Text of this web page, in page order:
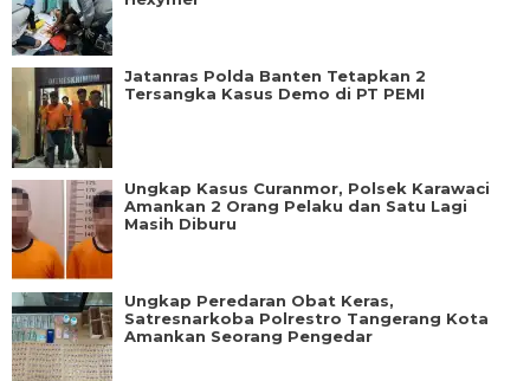
Jatanras Polda Banten Tetapkan 2
Tersangka Kasus Demo di PT PEMI
Ungkap Kasus Curanmor, Polsek Karawaci
Amankan 2 Orang Pelaku dan Satu Lagi
Masih Diburu
Ungkap Peredaran Obat Keras,
Satresnarkoba Polrestro Tangerang Kota
Amankan Seorang Pengedar